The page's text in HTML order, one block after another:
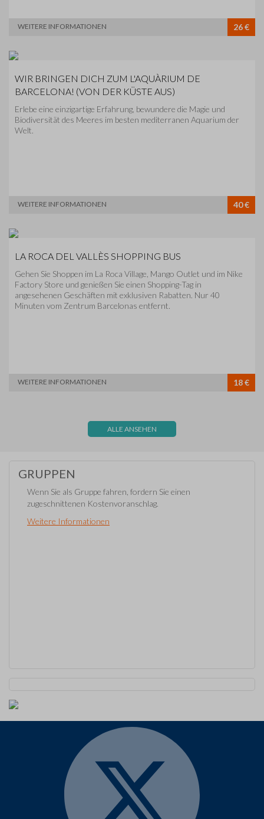
WEITERE INFORMATIONEN 26 €
WIR BRINGEN DICH ZUM L'AQUÀRIUM DE
BARCELONA! (VON DER KÜSTE AUS)
Erlebe eine einzigartige Erfahrung, bewundere die Magie und
Biodiversität des Meeres im besten mediterranen Aquarium der
Welt.
WEITERE INFORMATIONEN 40 €
LA ROCA DEL VALLÈS SHOPPING BUS
Gehen Sie Shoppen im La Roca Village, Mango Outlet und im Nike
Factory Store und genießen Sie einen Shopping-Tag in
angesehenen Geschäften mit exklusiven Rabatten. Nur 40
Minuten vom Zentrum Barcelonas entfernt.
WEITERE INFORMATIONEN 18 €
ALLE ANSEHEN
GRUPPEN
Wenn Sie als Gruppe fahren, fordern Sie einen
zugeschnittenen Kostenvoranschlag.
Weitere Informationen